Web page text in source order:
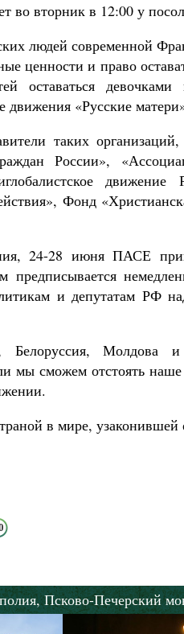
во вторник в 12:00 у
людей современной
ценности и право
оставаться девочками
движения «Русские
таких
России», «
движение
Фонд «
24-28 июня ПАСЕ
и депутатам РФ
Молдова и
мы сможем отстоять
в мире,
Псково-Печерский